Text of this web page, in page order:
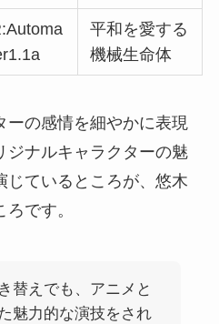
平和を愛する
機械生命体
ーの感情を細やかに表現
ジナルキャラクターの魅
じているところが、悠木
です。
替えでも、アニメと
魅力的な演技をされ